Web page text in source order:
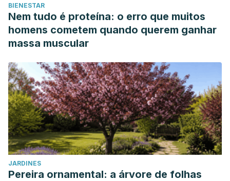
BIENESTAR
Nem tudo é proteína: o erro que muitos
homens cometem quando querem ganhar
massa muscular
JARDINES
Pereira ornamental: a árvore de folhas